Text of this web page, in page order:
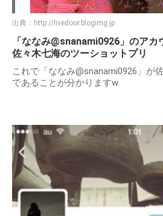
出典： http://livedoor.blogimg.jp
「ななみ@snanami0926」のアカ
佐々木七海のツーショットプリ
これで「ななみ@snanami0926」が
であることが分かりますw